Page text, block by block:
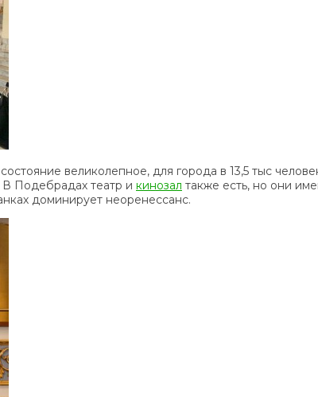
великолепное, для города в 13,5 тыс
Подебрадах театр и кинозал также есть, но они
доминирует неоренессанс.